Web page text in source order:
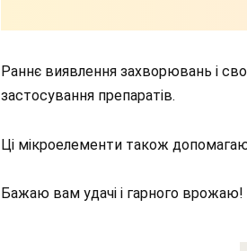
Раннє виявлення захворювань і
застосування препаратів.
Ці мікроелементи також
Бажаю вам удачі і гарного врожаю!